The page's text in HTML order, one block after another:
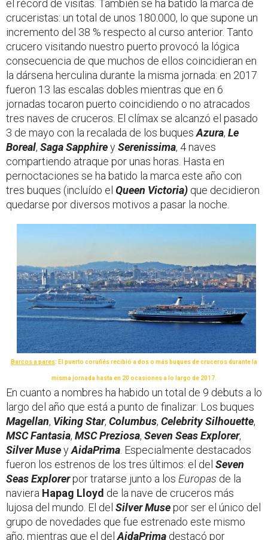
el récord de visitas. También se ha batido la marca de
cruceristas: un total de unos 180.000, lo que supone un
incremento del 38 % respecto al curso anterior. Tanto
crucero visitando nuestro puerto provocó la lógica
consecuencia de que muchos de ellos coincidieran en
la dársena herculina durante la misma jornada: en 2017
fueron 13 las escalas dobles mientras que en 6
jornadas tocaron puerto coincidiendo o no atracados
tres naves de cruceros. El clímax se alcanzó el pasado
3 de mayo con la recalada de los buquesAzura, Le
Boreal, Saga SapphireySerenissima, 4 naves
compartiendo atraque por unas horas. Hasta en
pernoctaciones se ha batido la marca este año con
tres buques (incluído el Queen Victoria) que decidieron
quedarse por diversos motivos a pasar la noche.
Barcos a pares: El puerto coruñés recibió a dos o más buques de cruceros durante la
misma jornada hasta en 20 ocasiones a lo largo de 2017.
En cuanto a nombres ha habido un total de 9 debuts a lo
largo del año que está a punto de finalizar: Los buques
Magellan, Viking Star, Columbus, Celebrity Silhouette,
MSC Fantasia, MSC Preziosa, Seven Seas Explorer,
Silver MuseyAidaPrima . Especialmente destacados
fueron los estrenos de los tres últimos: el del Seven
Seas Explorerpor tratarse junto a los Europas de la
naviera Hapag Lloyd de la nave de cruceros más
lujosa del mundo. El del Silver Musepor ser el único del
grupo de novedades que fue estrenado este mismo
año, mientras que el delAidaPrima destacó por